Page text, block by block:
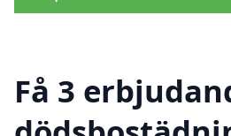
Få 3